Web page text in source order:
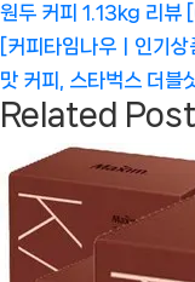
탐
색
Post:
원두 커피 1.13kg 리
Next
Post:
[커피타임나우ㅣ인기
맛 커피, 스타벅스 더
Related